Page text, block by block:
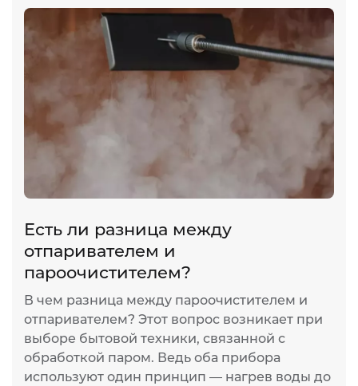
Есть ли разница между
отпаривателем и
пароочистителем?
В чем разница между пароочистителем и
отпаривателем? Этот вопрос возникает при
выборе бытовой техники, связанной с
обработкой паром. Ведь оба прибора
используют один принцип — нагрев воды до